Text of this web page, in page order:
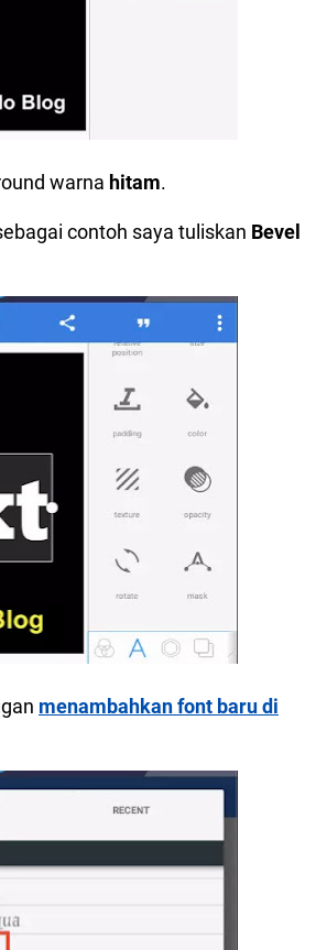
warna hitam.
contoh saya tuliskan Bevel
menambahkan font baru di